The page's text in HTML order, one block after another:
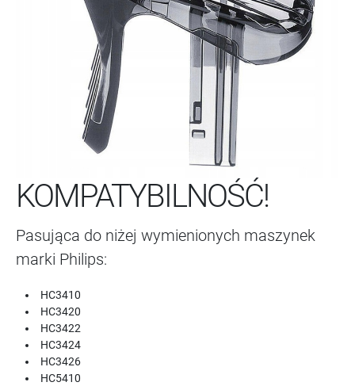
KOMPATYBILNOŚĆ!
Pasująca do niżej wymienionych maszynek
marki Philips:
HC3410
HC3420
HC3422
HC3424
HC3426
HC5410